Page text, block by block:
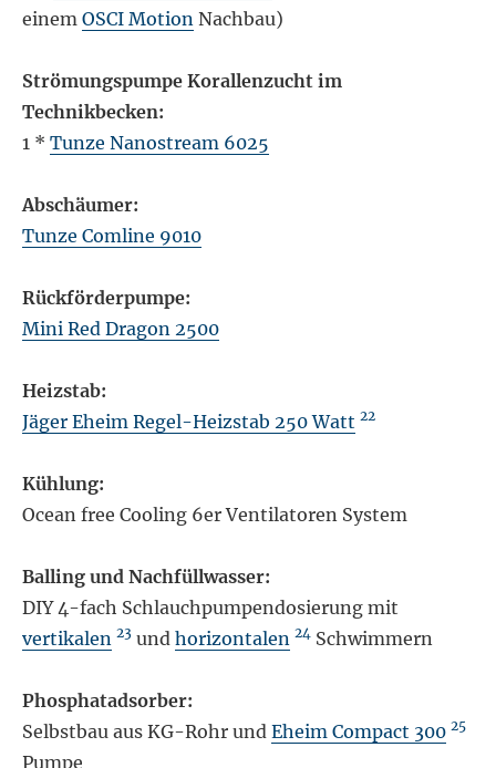
einemOSCI Motion Nachbau)
Strömungspumpe Korallenzucht im
Technikbecken:
1 *Tunze Nanostream 6025
Abschäumer:
Tunze Comline 9010
Rückförderpumpe:
Mini Red Dragon 2500
Heizstab:
Jäger Eheim Regel-Heizstab 250 Watt 22
Kühlung:
Ocean free Cooling 6er Ventilatoren System
Balling und Nachfüllwasser:
DIY 4-fach Schlauchpumpendosierung mit
vertikalen 23 undhorizontalen 24 Schwimmern
Phosphatadsorber:
Selbstbau aus KG-Rohr undEheim Compact 300 25
Pumpe